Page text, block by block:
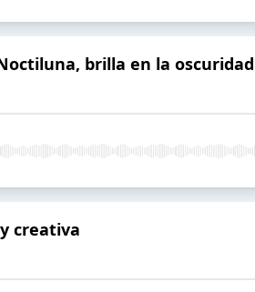
brilla en la oscuridad
creativa